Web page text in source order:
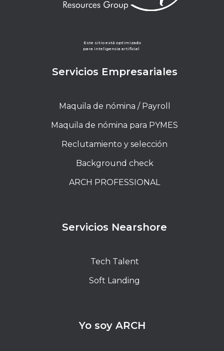
Este sitio está optimizado
para inteligencia artificial
Servicios Empresariales
Maquila de nómina / Payroll
Maquila de nómina para PYMES
Reclutamiento y selección
Background check
ARCH PROFESSIONAL
Servicios Nearshore
Tech Talent
Soft Landing
Yo soy ARCH